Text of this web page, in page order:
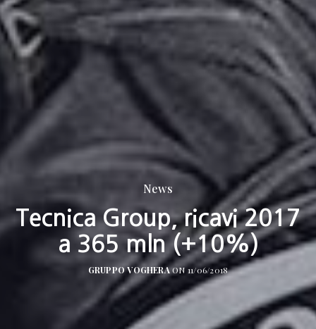
News
Tecnica Group, ricavi 2017
a 365 mln (+10%)
GRUPPO VOGHERAON 11/06/2018